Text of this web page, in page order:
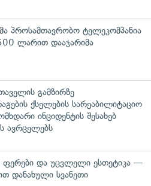
პროსამთავრობო ტელეკომპანია
ლარით დააჯარიმა
გამზირზე
ქსელების სარეაბილიტაციო
ინციდენტის შესახებ
ავრცელებს
ფერები და უცვლელი ესთეტიკა —
დანახული სვანეთი